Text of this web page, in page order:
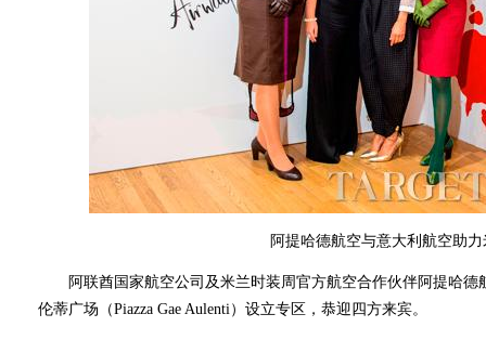
阿提哈德航空与意大利航空助
阿联酋国家航空公司及米兰时装周官方航空合作伙伴阿提哈德
伦蒂广场（Piazza Gae Aulenti）设立专区，恭迎四方来宾。